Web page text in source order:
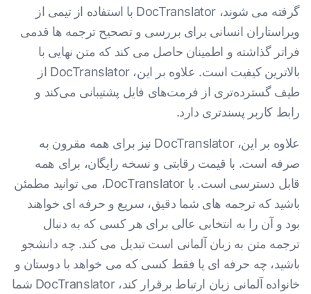
گرفته می شوند، DocTranslator با استفاده از تیمی از
ویراستاران انسانی برای بررسی و تصحیح ترجمه ها قدمی
فراتر گذاشته و اطمینان حاصل می کند که متن نهایی با
بالاترین کیفیت است. علاوه بر این، DocTranslator از
طیف گسترده‌تری از فرمت‌های فایل پشتیبانی می‌کند و
رابط کاربر پسندتری دارد.
علاوه بر این، DocTranslator نیز برای همه مقرون به
صرفه است. با قیمت رقابتی و نسخه رایگان، برای همه
قابل دسترسی است. با DocTranslator، می توانید مطمئن
باشید که ترجمه های شما دقیق، سریع و حرفه ای خواهند
بود و آن را به انتخابی عالی برای هر کسی که به دنبال
ترجمه متن به زبان آلمانی است تبدیل می کند. چه دانشجو
باشید، چه حرفه ای یا فقط کسی که می خواهد با دوستان و
خانواده آلمانی زبان ارتباط برقرار کند، DocTranslator شما